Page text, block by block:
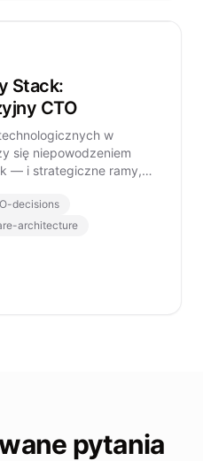
Stack:
CTO
w
się niepowodzeniem
— i strategiczne ramy,
decisions
architecture
pytania